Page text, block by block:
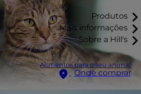
Produtos
Mais informações
Sobre a Hill's
Alimentos para o seu animal
Onde comprar